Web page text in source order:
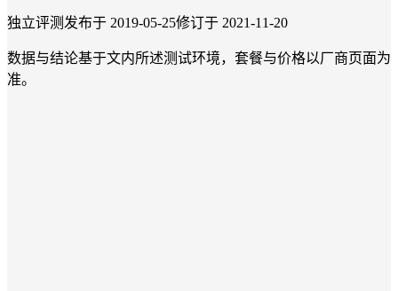
独立评测 发布于 2019-05-25修订于 2021-11-20
数据与结论基于文内所述测试环境，套餐与价格以厂商页面为
准。